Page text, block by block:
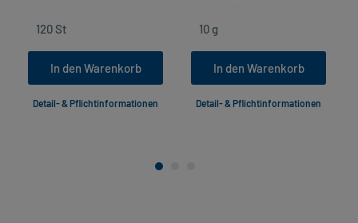
In den Warenkorb
Detail- & Pflichtinformationen
In den Warenkorb
Detail- & Pflichtinformationen